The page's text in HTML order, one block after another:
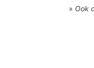
» Ook